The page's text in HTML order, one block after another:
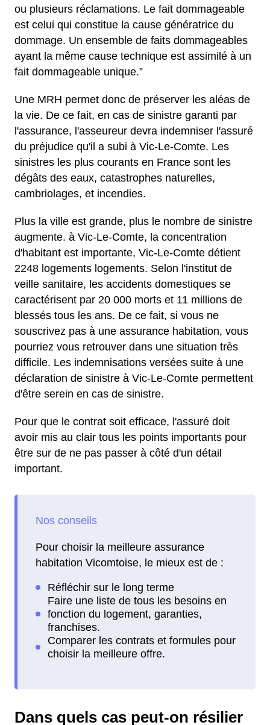
ou plusieurs réclamations. Le fait dommageable
est celui qui constitue la cause génératrice du
dommage. Un ensemble de faits dommageables
ayant la même cause technique est assimilé à un
fait dommageable unique.”
Une MRH permet donc de préserver les aléas de
la vie. De ce fait, en cas de sinistre garanti par
l'assurance, l'asseureur devra indemniser l'assuré
du préjudice qu'il a subi à Vic-Le-Comte. Les
sinistres les plus courants en France sont les
dégâts des eaux, catastrophes naturelles,
cambriolages, et incendies.
Plus la ville est grande, plus le nombre de sinistre
augmente. à Vic-Le-Comte, la concentration
d'habitant est importante, Vic-Le-Comte détient
2248 logements logements. Selon l'institut de
veille sanitaire, les accidents domestiques se
caractérisent par 20 000 morts et 11 millions de
blessés tous les ans. De ce fait, si vous ne
souscrivez pas à une assurance habitation, vous
pourriez vous retrouver dans une situation très
difficile. Les indemnisations versées suite à une
déclaration de sinistre à Vic-Le-Comte permettent
d'être serein en cas de sinistre.
Pour que le contrat soit efficace, l'assuré doit
avoir mis au clair tous les points importants pour
être sur de ne pas passer à côté d'un détail
important.
Pour choisir la meilleure assurance
habitation Vicomtoise, le mieux est de :
Dans quels cas peut-on résilier